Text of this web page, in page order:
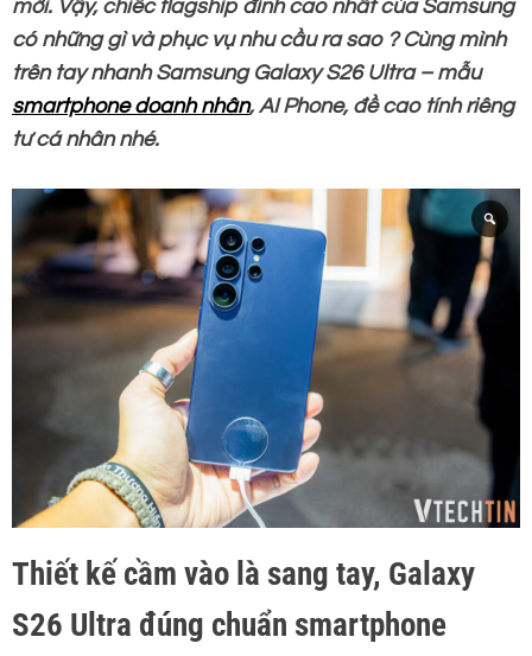
mới. Vậy, chiếc flagship đỉnh cao nhất của Samsung
có những gì và phục vụ nhu cầu ra sao ? Cùng mình
trên tay nhanh Samsung Galaxy S26 Ultra – mẫu
smartphone doanh nhân, AI Phone, đề cao tính riêng
tư cá nhân nhé.
Thiết kế cầm vào là sang tay, Galaxy
S26 Ultra đúng chuẩn smartphone